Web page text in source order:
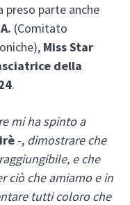
preso parte anche
(Comitato
Miss Star
della
.
mi ha spinto a
-, dimostrare che
e che
ciò che amiamo e in
tutti coloro che